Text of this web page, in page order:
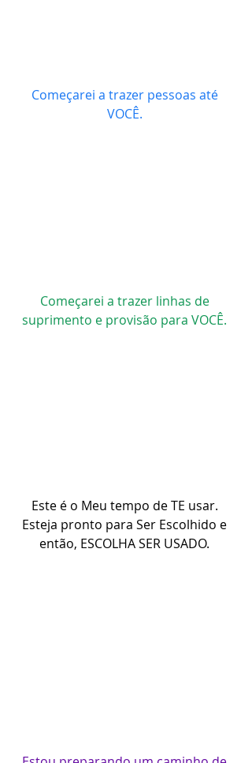
Começarei a trazer pessoas até
VOCÊ.
Começarei a trazer linhas de
suprimento e provisão para VOCÊ.
Este é o Meu tempo de TE usar.
Esteja pronto para Ser Escolhido e
então, ESCOLHA SER USADO.